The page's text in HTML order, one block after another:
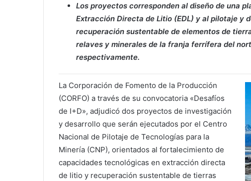
Los proyectos corresponden al diseño de una
Extracción Directa de Litio (EDL) y al pilotaje y
recuperación sustentable de elementos de
relaves y minerales de la franja ferrífera del
respectivamente.
La Corporación de Fomento de la Producción
(CORFO) a través de su convocatoria «Desafíos
de I+D», adjudicó dos proyectos de investigación
y desarrollo que serán ejecutados por el Centro
Nacional de Pilotaje de Tecnologías para la
Minería (CNP), orientados al fortalecimiento de
capacidades tecnológicas en extracción directa
de litio y recuperación sustentable de tierras